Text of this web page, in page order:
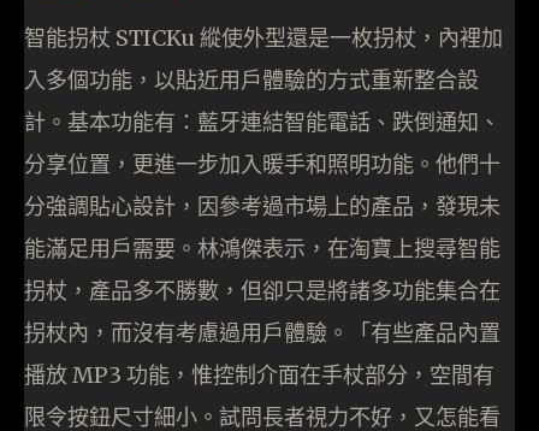
智能拐杖 STICKu 縱使外型還是一枚拐杖，內裡加
入多個功能，以貼近用戶體驗的方式重新整合設
計。基本功能有：藍牙連結智能電話、跌倒通知、
分享位置，更進一步加入暖手和照明功能。他們十
分強調貼心設計，因參考過市場上的產品，發現未
能滿足用戶需要。林鴻傑表示，在淘寶上搜尋智能
拐杖，產品多不勝數，但卻只是將諸多功能集合在
拐杖內，而沒有考慮過用戶體驗。「有些產品內置
播放 MP3 功能，惟控制介面在手杖部分，空間有
限令按鈕尺寸細小。試問長者視力不好，又怎能看